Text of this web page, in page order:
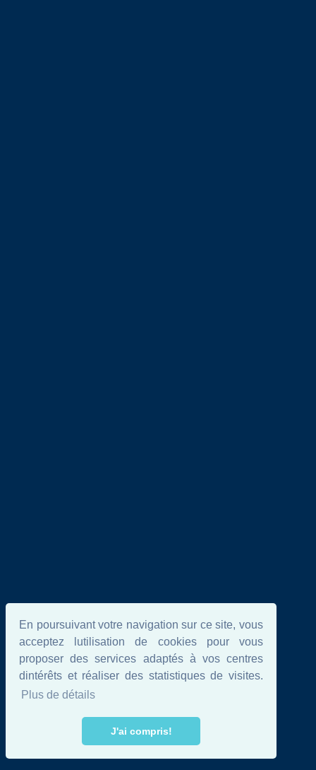
En poursuivant votre navigation sur ce site, vous
acceptez lutilisation de cookies pour vous
proposer des services adaptés à vos centres
dintérêts et réaliser des statistiques de visites.
Plus de détails
J'ai compris!